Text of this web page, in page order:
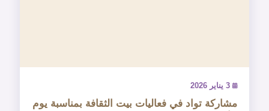
3 يناير 2026
مشاركة تواد في فعاليات بيت الثقافة بمناسبة ‎يوم